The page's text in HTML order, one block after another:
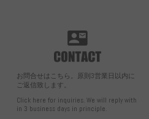
お問合せはこちら。原則3営業日以内に
ご返信致します。
Click here for inquiries. We will reply with
in 3 business days in principle.